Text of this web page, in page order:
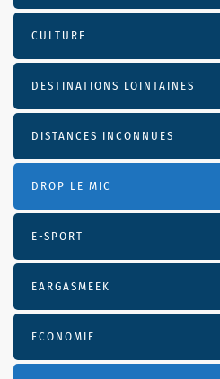
CULTURE
DESTINATIONS LOINTAINES
DISTANCES INCONNUES
DROP LE MIC
E-SPORT
EARGASMEEK
ECONOMIE